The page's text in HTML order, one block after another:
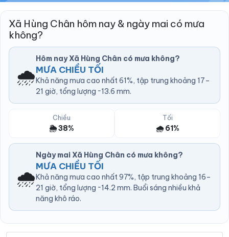
Xã Hùng Chân hôm nay & ngày mai có mưa
không?
🌧️
Hôm nay Xã Hùng Chân có mưa không?
MƯA CHIỀU TỐI
Khả năng mưa cao nhất 61%, tập trung khoảng 17–
21 giờ, tổng lượng ~13.6 mm.
Chiều
🌦️ 38%
Tối
🌧️ 61%
🌧️
Ngày mai Xã Hùng Chân có mưa không?
MƯA CHIỀU TỐI
Khả năng mưa cao nhất 97%, tập trung khoảng 16–
21 giờ, tổng lượng ~14.2 mm. Buổi sáng nhiều khả
năng khô ráo.